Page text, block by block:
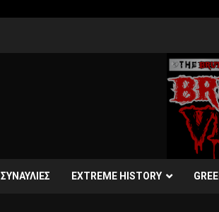
ΣΥΝΑΥΛΙΕΣ EXTREME HISTORY